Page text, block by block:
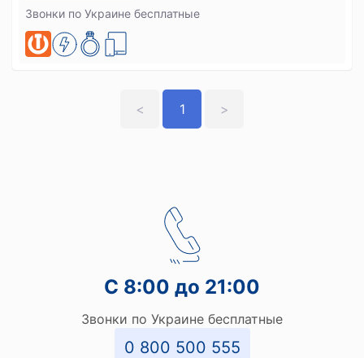
Звонки по Украине бесплатные
< 1 >
С 8:00 до 21:00
Звонки по Украине бесплатные
0 800 500 555